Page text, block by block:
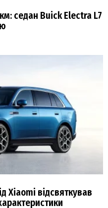
седан Buick Electra L7
Xiaomi відсвяткував